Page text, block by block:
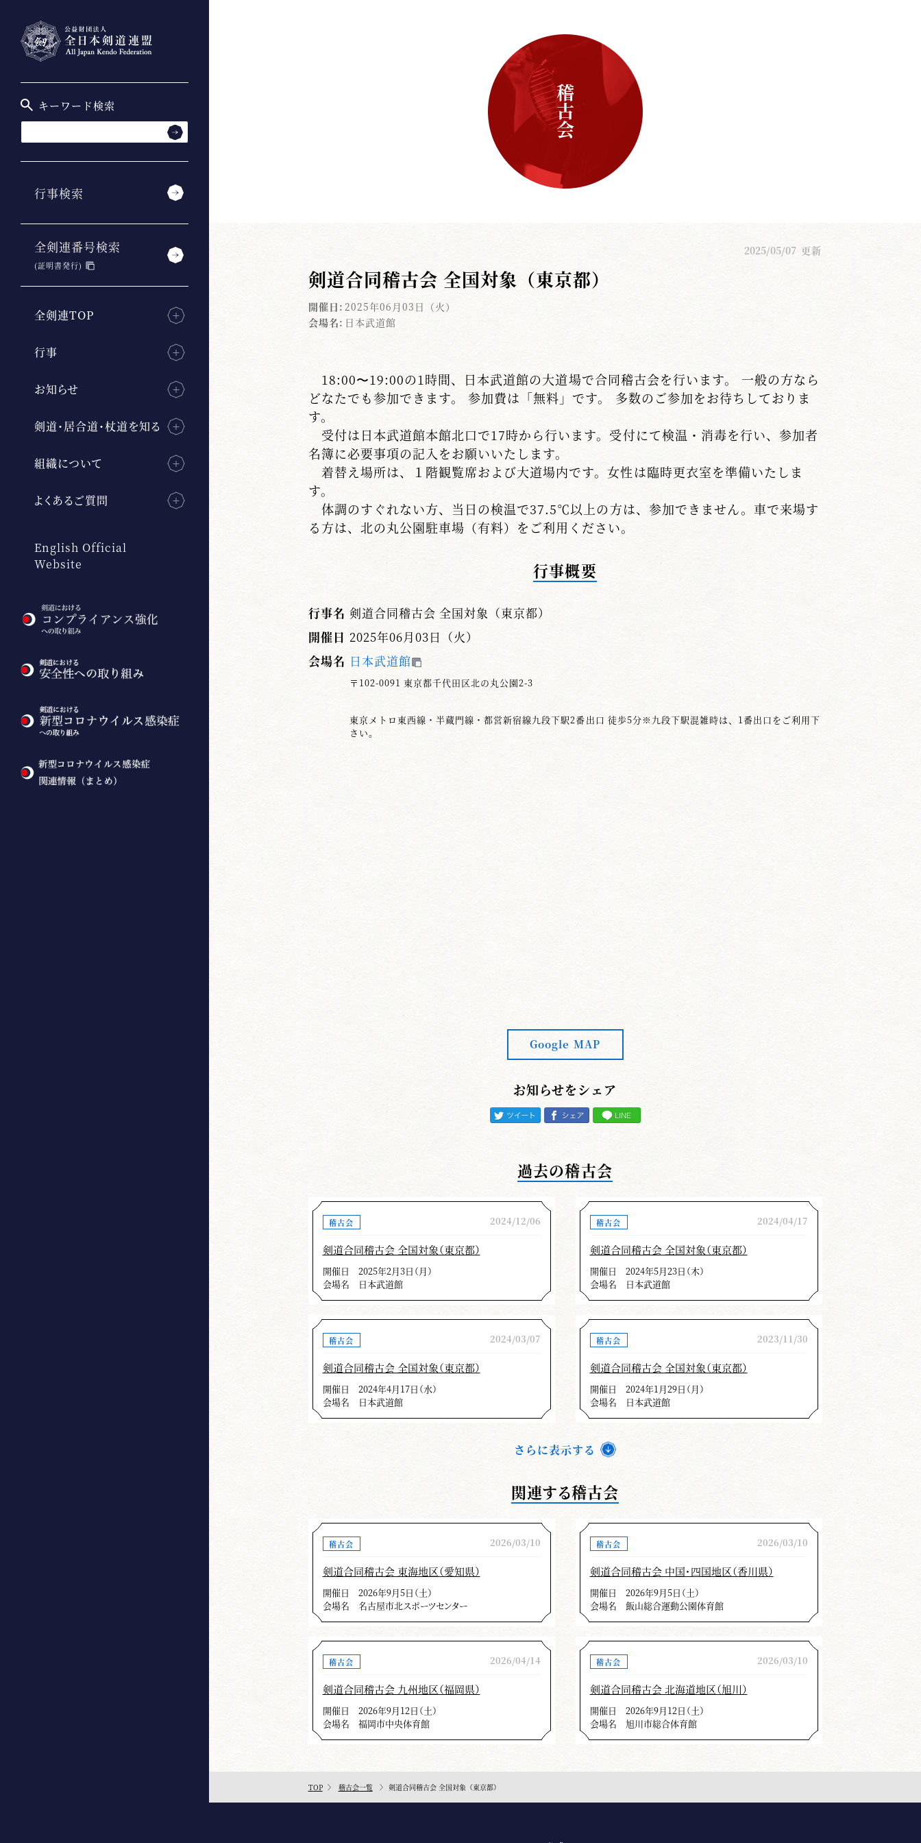
キーワード検索
行事検索
全剣連番号検索
(証明書発行)
全剣連TOP
行事
お知らせ
剣道・居合道・杖道を知る
組織について
よくあるご質問
English Official
Website
稽古会
2025/05/07 更新
剣道合同稽古会 全国対象（東京都）
開催日: 2025年06月03日（火）
会場名: 日本武道館
18:00〜19:00の1時間、日本武道館の大道場で合同稽古会を行います。 一般の方なら
どなたでも参加できます。 参加費は「無料」です。 多数のご参加をお待ちしておりま
す。
受付は日本武道館本館北口で17時から行います。受付にて検温・消毒を行い、参加者
名簿に必要事項の記入をお願いいたします。
着替え場所は、１階観覧席および大道場内です。女性は臨時更衣室を準備いたしま
す。
体調のすぐれない方、当日の検温で37.5℃以上の方は、参加できません。車で来場す
る方は、北の丸公園駐車場（有料）をご利用ください。
行事概要
行事名 剣道合同稽古会 全国対象（東京都）
開催日 2025年06月03日（火）
会場名 日本武道館
〒102-0091 東京都千代田区北の丸公園2-3
東京メトロ東西線・半蔵門線・都営新宿線九段下駅2番出口 徒歩5分※九段下駅混雑時は、1番出口をご利用下
さい。
Google MAP
お知らせをシェア
過去の稽古会
稽古会 2024/12/06
剣道合同稽古会 全国対象（東京都）
開催日
2025年2月3日（月）
会場名
日本武道館
稽古会 2024/04/17
剣道合同稽古会 全国対象（東京都）
開催日
2024年5月23日（木）
会場名
日本武道館
稽古会 2024/03/07
剣道合同稽古会 全国対象（東京都）
開催日
2024年4月17日（水）
会場名
日本武道館
稽古会 2023/11/30
剣道合同稽古会 全国対象（東京都）
開催日
2024年1月29日（月）
会場名
日本武道館
さらに表示する
関連する稽古会
稽古会 2026/03/10
剣道合同稽古会 東海地区（愛知県）
開催日
2026年9月5日（土）
会場名
名古屋市北スポーツセンター
稽古会 2026/03/10
剣道合同稽古会 中国・四国地区（香川県）
開催日
2026年9月5日（土）
会場名
飯山総合運動公園体育館
稽古会 2026/04/14
剣道合同稽古会 九州地区（福岡県）
開催日
2026年9月12日（土）
会場名
福岡市中央体育館
稽古会 2026/03/10
剣道合同稽古会 北海道地区（旭川）
開催日
2026年9月12日（土）
会場名
旭川市総合体育館
TOP 稽古会一覧 剣道合同稽古会 全国対象（東京都）